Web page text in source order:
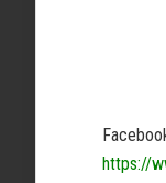
https://